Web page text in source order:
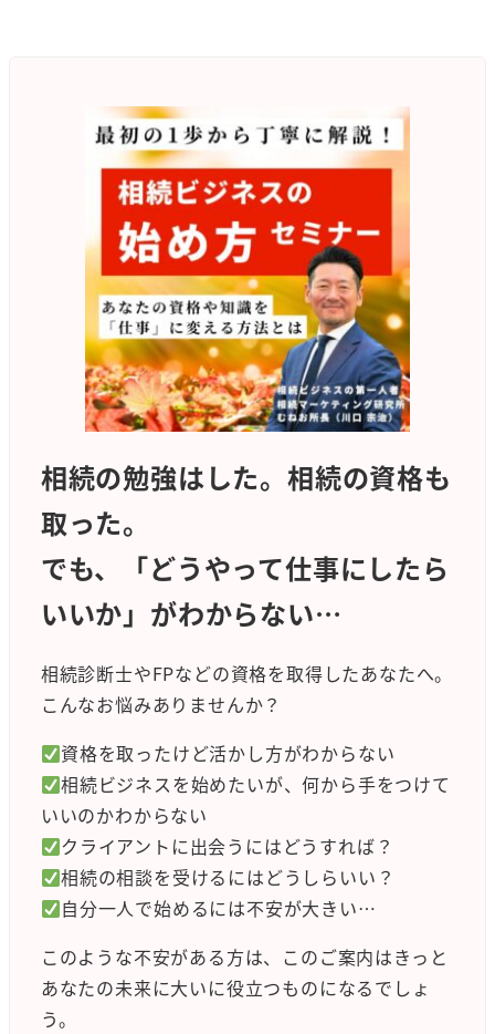
相続の勉強はした。相続の資格も
取った。
でも、「どうやって仕事にしたら
いいか」がわからない…
相続診断士やFPなどの資格を取得したあなたへ。
こんなお悩みありませんか？
資格を取ったけど活かし方がわからない
相続ビジネスを始めたいが、何から手をつけて
いいのかわからない
クライアントに出会うにはどうすれば？
相続の相談を受けるにはどうしらいい？
自分一人で始めるには不安が大きい…
このような不安がある方は、このご案内はきっと
あなたの未来に大いに役立つものになるでしょ
う。